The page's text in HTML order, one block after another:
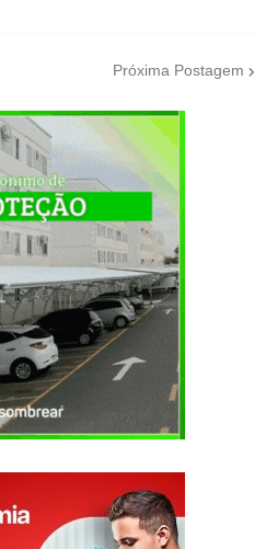
Próxima Postagem